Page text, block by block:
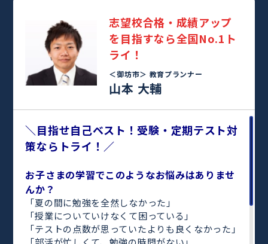
志望校合格・成績アップ
を目指すなら全国No.1ト
ライ！
＜御坊市＞ 教育プランナー
山本 大輔
＼目指せ自己ベスト！受験・定期テスト対
策ならトライ！／
お子さまの学習でこのようなお悩みはありませ
んか？
「夏の間に勉強を全然しなかった」
「授業についていけなくて困っている」
「テストの点数が思っていたよりも良くなかった」